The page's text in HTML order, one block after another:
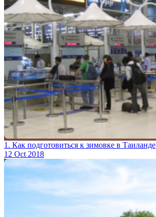
1. Как подготовиться к зимовке в Таиланде
12 Oct 2018